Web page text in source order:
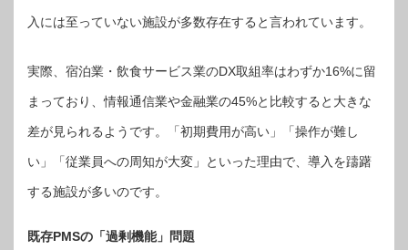
入には至っていない施設が多数存在すると言われています。
実際、宿泊業・飲食サービス業のDX取組率はわずか16%に留
まっており、情報通信業や金融業の45%と比較すると大きな
差が見られるようです。「初期費用が高い」「操作が難し
い」「従業員への周知が大変」といった理由で、導入を躊躇
する施設が多いのです。
既存PMSの「過剰機能」問題